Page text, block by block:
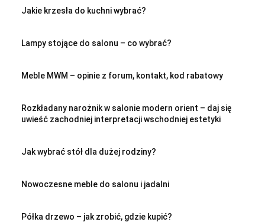
Jakie krzesła do kuchni wybrać?
Lampy stojące do salonu – co wybrać?
Meble MWM – opinie z forum, kontakt, kod rabatowy
Rozkładany narożnik w salonie modern orient – daj się
uwieść zachodniej interpretacji wschodniej estetyki
Jak wybrać stół dla dużej rodziny?
Nowoczesne meble do salonu i jadalni
Półka drzewo – jak zrobić, gdzie kupić?